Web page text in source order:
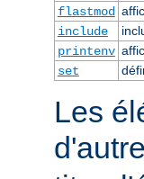
flastmod
include
printenv
set
Les